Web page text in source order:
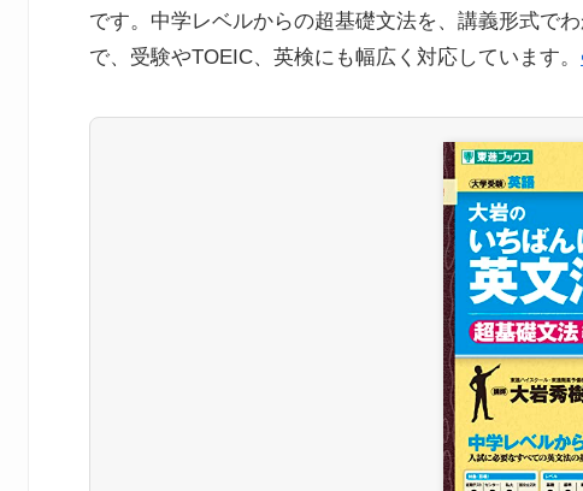
です。中学レベルからの超基礎文法を、講義形式で
で、受験やTOEIC、英検にも幅広く対応しています。